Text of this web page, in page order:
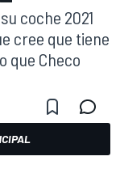
coche 2021
cree que tiene
que Checo